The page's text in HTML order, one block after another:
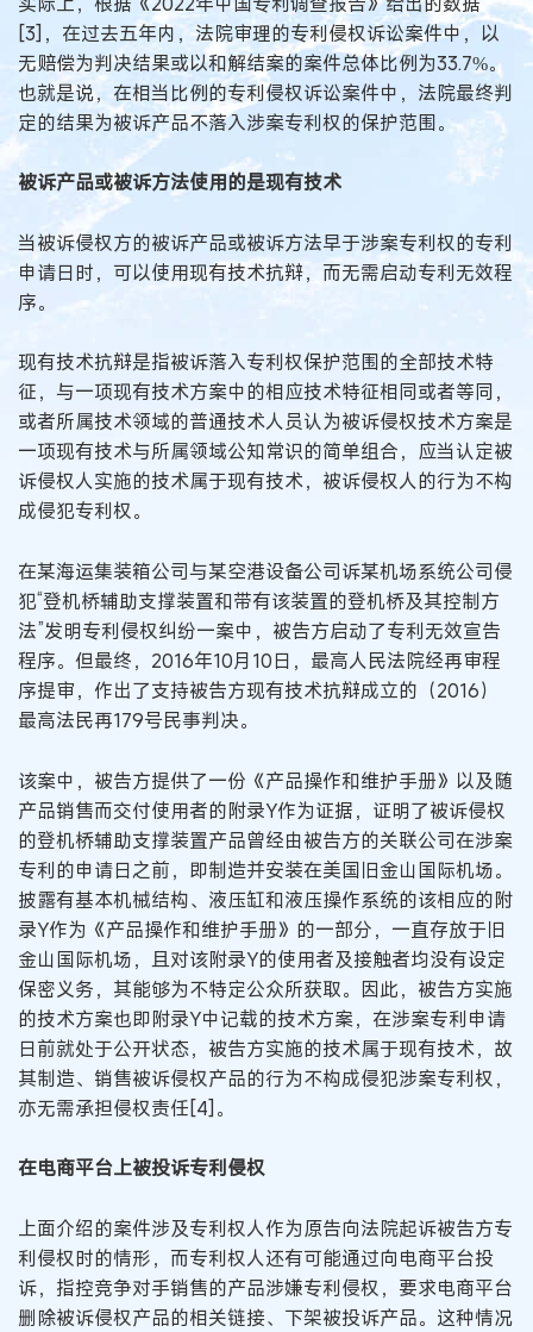
[3]，在过去五年内，法院审理的专利侵权诉讼案件中，以
无赔偿为判决结果或以和解结案的案件总体比例为33.7%。
也就是说，在相当比例的专利侵权诉讼案件中，法院最终判
定的结果为被诉产品不落入涉案专利权的保护范围。
被诉产品或被诉方法使用的是现有技术
当被诉侵权方的被诉产品或被诉方法早于涉案专利权的专利
申请日时，可以使用现有技术抗辩，而无需启动专利无效程
序。
现有技术抗辩是指被诉落入专利权保护范围的全部技术特
征，与一项现有技术方案中的相应技术特征相同或者等同，
或者所属技术领域的普通技术人员认为被诉侵权技术方案是
一项现有技术与所属领域公知常识的简单组合，应当认定被
诉侵权人实施的技术属于现有技术，被诉侵权人的行为不构
成侵犯专利权。
在某海运集装箱公司与某空港设备公司诉某机场系统公司侵
犯“登机桥辅助支撑装置和带有该装置的登机桥及其控制方
法”发明专利侵权纠纷一案中，被告方启动了专利无效宣告
程序。但最终，2016年10月10日，最高人民法院经再审程
序提审，作出了支持被告方现有技术抗辩成立的（2016）
最高法民再179号民事判决。
该案中，被告方提供了一份《产品操作和维护手册》以及随
产品销售而交付使用者的附录Y作为证据，证明了被诉侵权
的登机桥辅助支撑装置产品曾经由被告方的关联公司在涉案
专利的申请日之前，即制造并安装在美国旧金山国际机场。
披露有基本机械结构、液压缸和液压操作系统的该相应的附
录Y作为《产品操作和维护手册》的一部分，一直存放于旧
金山国际机场，且对该附录Y的使用者及接触者均没有设定
保密义务，其能够为不特定公众所获取。因此，被告方实施
的技术方案也即附录Y中记载的技术方案，在涉案专利申请
日前就处于公开状态，被告方实施的技术属于现有技术，故
其制造、销售被诉侵权产品的行为不构成侵犯涉案专利权，
亦无需承担侵权责任[4]。
在电商平台上被投诉专利侵权
上面介绍的案件涉及专利权人作为原告向法院起诉被告方专
利侵权时的情形，而专利权人还有可能通过向电商平台投
诉，指控竞争对手销售的产品涉嫌专利侵权，要求电商平台
删除被诉侵权产品的相关链接、下架被投诉产品。这种情况